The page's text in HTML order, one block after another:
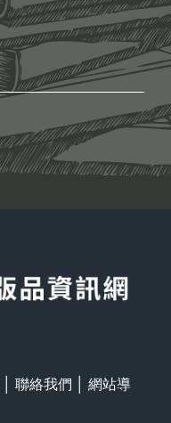
聯絡我們
網站導